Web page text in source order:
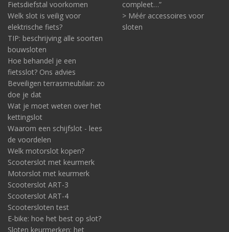
Fietsdiefstal voorkomen
Welk slot is veilig voor
elektrische fiets?
TIP: beschrijving alle soorten
bouwsloten
Hoe behandel je een
fietsslot? Ons advies
Beveiligen terrasmeubilair: zo
doe je dat
Wat je moet weten over het
kettingslot
Waarom een schijfslot - lees
de voordelen
Welk motorslot kopen?
Scooterslot met keurmerk
Motorslot met keurmerk
Scooterslot ART-3
Scooterslot ART-4
Scootersloten test
E-bike: hoe het best op slot?
Sloten keurmerken: het
compleet…”
> Méér accessoires voor
sloten